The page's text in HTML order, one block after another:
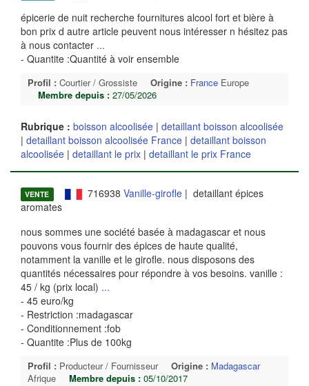
épicerie de nuit recherche fournitures alcool fort et bière à
bon prix d autre article peuvent nous intéresser n hésitez pas
à nous contacter ...
- Quantite :Quantité à voir ensemble
Profil : Courtier / Grossiste Origine : France Europe
Membre depuis : 27/05/2026
Rubrique : boisson alcoolisée | detaillant boisson alcoolisée
| detaillant boisson alcoolisée France | detaillant boisson
alcoolisée | detaillant le prix | detaillant le prix France
VENTE 716938 Vanille-girofle| detaillant épices
aromates
nous sommes une société basée à madagascar et nous
pouvons vous fournir des épices de haute qualité,
notamment la vanille et le girofle. nous disposons des
quantités nécessaires pour répondre à vos besoins. vanille :
45 / kg (prix local) ...
- 45 euro/kg
- Restriction :madagascar
- Conditionnement :fob
- Quantite :Plus de 100kg
Profil : Producteur / Fournisseur Origine : Madagascar
Afrique
Membre depuis : 05/10/2017